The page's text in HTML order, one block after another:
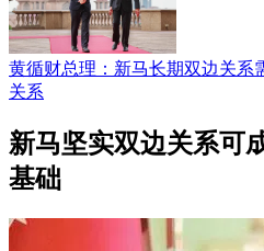
黄循财总理：新马长期双边关系
关系
新马坚实双边关系可
基础